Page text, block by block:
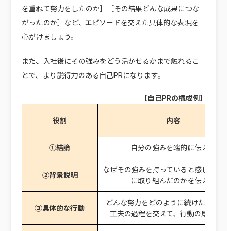
を重ねて努力をしたのか］［その結果どんな成果につな
がったのか］など、エピソードを交えた具体的な表現を
心がけましょう。
また、入社後にその強みをどう活かせるかまで触れるこ
とで、より説得力のある自己PRになります。
【自己PRの構成例】
役割 内容
①結論 自分の強みを端的に伝える
②背景説明
なぜその強みを持っていると感じたの
に取り組んだのかを伝える
③具体的な行動
どんな努力をどのように続けたか。
工夫の過程を交えて、行動の厚みを